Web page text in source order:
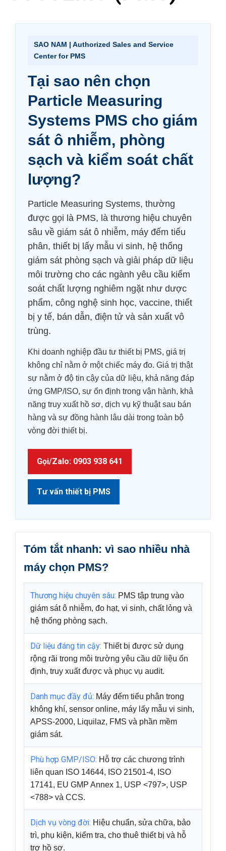
SAO NAM | Authorized Sales and Service
Center for PMS
Tại sao nên chọn
Particle Measuring
Systems PMS cho giám
sát ô nhiễm, phòng
sạch và kiểm soát chất
lượng?
Particle Measuring Systems, thường
được gọi là PMS, là thương hiệu chuyên
sâu về giám sát ô nhiễm, máy đếm tiểu
phân, thiết bị lấy mẫu vi sinh, hệ thống
giám sát phòng sạch và giải pháp dữ liệu
môi trường cho các ngành yêu cầu kiểm
soát chất lượng nghiêm ngặt như dược
phẩm, công nghệ sinh học, vaccine, thiết
bị y tế, bán dẫn, điện tử và sản xuất vô
trùng.
Khi doanh nghiệp đầu tư thiết bị PMS, giá trị
không chỉ nằm ở một chiếc máy đo. Giá trị thật
sự nằm ở độ tin cậy của dữ liệu, khả năng đáp
ứng GMP/ISO, sự ổn định trong vận hành, khả
năng truy xuất hồ sơ, dịch vụ kỹ thuật sau bán
hàng và sự đồng hành lâu dài trong toàn bộ
vòng đời thiết bị.
Gọi/Zalo: 0903 938 641
Tư vấn thiết bị PMS
Tóm tắt nhanh: vì sao nhiều nhà
máy chọn PMS?
Thương hiệu chuyên sâu: PMS tập trung vào
giám sát ô nhiễm, đo hạt, vi sinh, chất lỏng và
hệ thống phòng sạch.
Dữ liệu đáng tin cậy: Thiết bị được sử dụng
rộng rãi trong môi trường yêu cầu dữ liệu ổn
định, truy xuất được và phục vụ audit.
Danh mục đầy đủ: Máy đếm tiểu phân trong
không khí, sensor online, máy lấy mẫu vi sinh,
APSS-2000, Liquilaz, FMS và phần mềm
giám sát.
Phù hợp GMP/ISO: Hỗ trợ các chương trình
liên quan ISO 14644, ISO 21501-4, ISO
17141, EU GMP Annex 1, USP <797>, USP
<788> và CCS.
Dịch vụ vòng đời: Hiệu chuẩn, sửa chữa, bảo
trì, phụ kiện, kiểm tra, cho thuê thiết bị và hỗ
trợ hồ sơ.